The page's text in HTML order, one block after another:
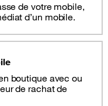
de votre mobile,
d’un mobile.
boutique avec ou
de rachat de